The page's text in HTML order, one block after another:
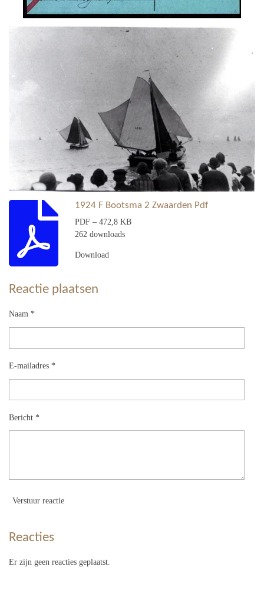
1924 F Bootsma 2 Zwaarden Pdf
PDF – 472,8 KB
262 downloads
Download
Reactie plaatsen
Naam *
E-mailadres *
Bericht *
Verstuur reactie
Reacties
Er zijn geen reacties geplaatst.